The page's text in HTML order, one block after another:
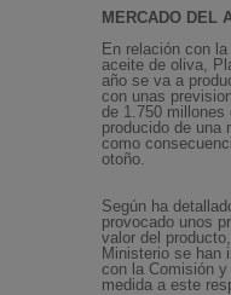
MERCADO DEL
En relación con
aceite de oliva,
año se va a
con unas
de 1.750 millones
producido de una
como
otoño.
Según ha
provocado unos
valor del
Ministerio se han
con la Comisión y
medida a este